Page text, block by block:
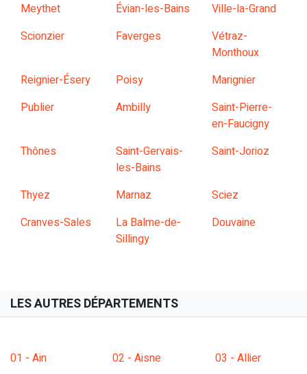
Meythet
Évian-les-Bains
Ville-la-Grand
Scionzier
Faverges
Vétraz-
Monthoux
Reignier-Ésery
Poisy
Marignier
Publier
Ambilly
Saint-Pierre-
en-Faucigny
Thônes
Saint-Gervais-
les-Bains
Saint-Jorioz
Thyez Marnaz
Sciez
Cranves-Sales
La Balme-de-
Sillingy
Douvaine
LES AUTRES DÉPARTEMENTS
01 - Ain 02 - Aisne
03 - Allier